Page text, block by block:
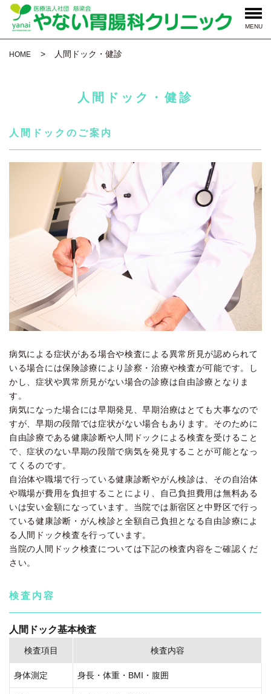
MENU
HOME 人間ドック・健診
人間ドック・健診
人間ドックのご案内
病気による症状がある場合や検査による異常所見が認められて
いる場合には保険診療により診察・治療や検査が可能です。し
かし、症状や異常所見がない場合の診療は自由診療となりま
す。
病気になった場合には早期発見、早期治療はとても大事なので
すが、早期の段階では症状がない場合もあります。そのために
自由診療である健康診断や人間ドックによる検査を受けること
で、症状のない早期の段階で病気を発見することが可能となっ
てくるのです。
自治体や職場で行っている健康診断やがん検診は、その自治体
や職場が費用を負担することにより、自己負担費用は無料ある
いは安い金額になっています。当院では新宿区と中野区で行っ
ている健康診断・がん検診と全額自己負担となる自由診療によ
る人間ドック検査を行っています。
当院の人間ドック検査については下記の検査内容をご確認くだ
さい。
検査内容
人間ドック基本検査
検査項目 検査内容
身体測定 身長・体重・BMI・腹囲